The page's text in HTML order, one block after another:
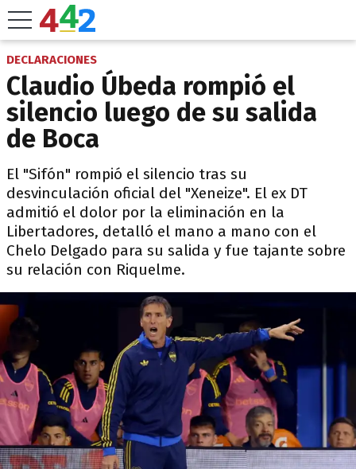
DECLARACIONES
Claudio Úbeda rompió el
silencio luego de su salida
de Boca
El "Sifón" rompió el silencio tras su
desvinculación oficial del "Xeneize". El ex DT
admitió el dolor por la eliminación en la
Libertadores, detalló el mano a mano con el
Chelo Delgado para su salida y fue tajante sobre
su relación con Riquelme.